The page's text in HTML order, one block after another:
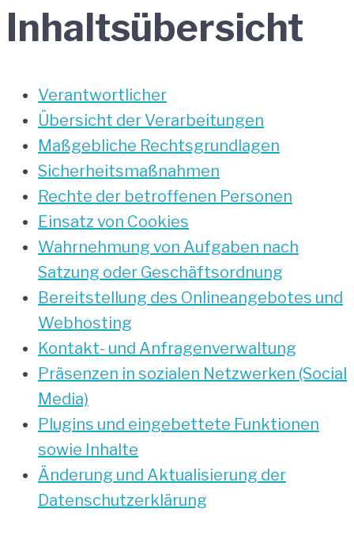
Inhaltsübersicht
Verantwortlicher
Übersicht der Verarbeitungen
Maßgebliche Rechtsgrundlagen
Sicherheitsmaßnahmen
Rechte der betroffenen Personen
Einsatz von Cookies
Wahrnehmung von Aufgaben nach
Satzung oder Geschäftsordnung
Bereitstellung des Onlineangebotes und
Webhosting
Kontakt- und Anfragenverwaltung
Präsenzen in sozialen Netzwerken (Social
Media)
Plugins und eingebettete Funktionen
sowie Inhalte
Änderung und Aktualisierung der
Datenschutzerklärung